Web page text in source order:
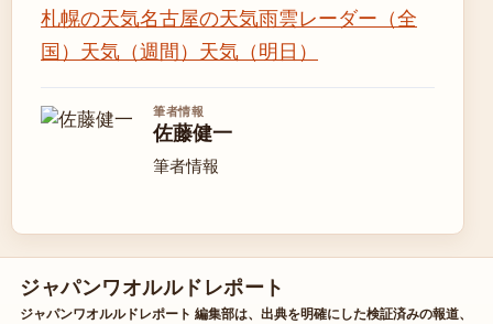
札幌の天気名古屋の天気雨雲レーダー（全
国） 天気（週間） 天気（明日）
筆者情報
佐藤健一
筆者情報
ジャパンワオルルドレポート
ジャパンワオルルドレポート 編集部は、出典を明確にした検証済みの報道、